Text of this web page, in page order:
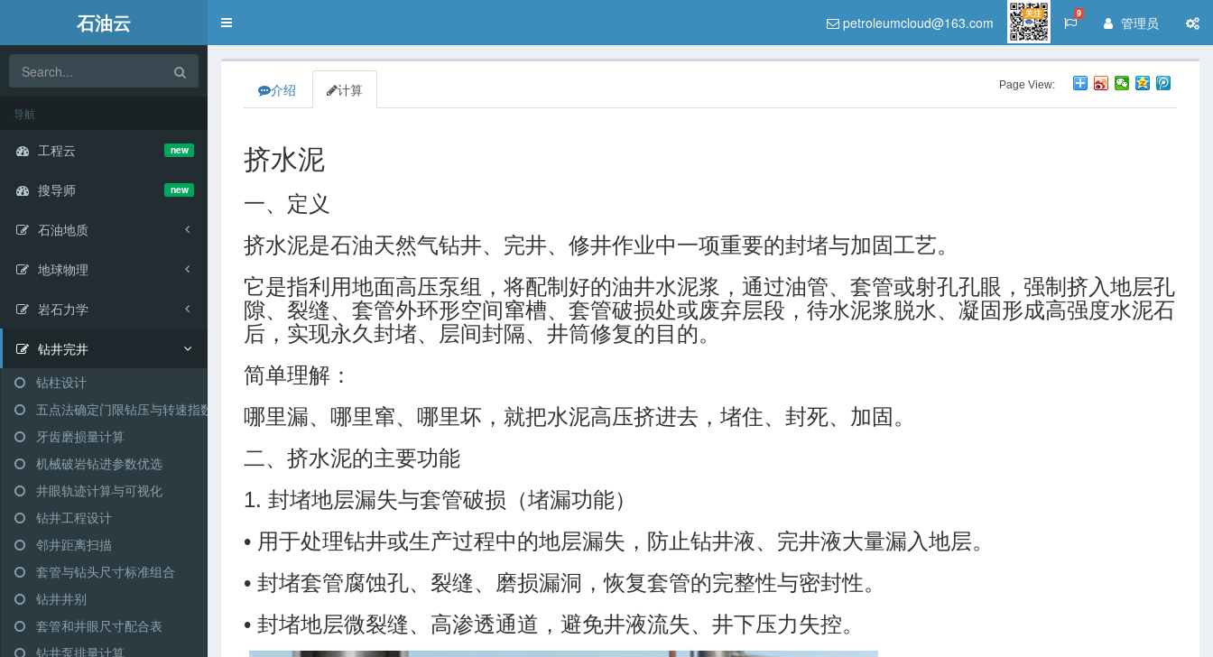
石油云
Toggle
petroleumcloud@163.com
关注 9
管理员
导航
工程云 new
搜导师 new
石油地质
地球物理
岩石力学
钻井完井
钻柱设计
五点法确定门限钻压与转速指数
牙齿磨损量计算
机械破岩钻进参数优选
井眼轨迹计算与可视化
钻井工程设计
邻井距离扫描
套管与钻头尺寸标准组合
钻井井别
套管和井眼尺寸配合表
钻井泵排量计算
介绍 计算 Page View:
挤水泥
一、定义
挤水泥是石油天然气钻井、完井、修井作业中一项重要的封堵与加固工艺。
它是指利用地面高压泵组，将配制好的油井水泥浆，通过油管、套管或射孔孔眼，强制挤入地层孔
隙、裂缝、套管外环形空间窜槽、套管破损处或废弃层段，待水泥浆脱水、凝固形成高强度水泥石
后，实现永久封堵、层间封隔、井筒修复的目的。
简单理解：
哪里漏、哪里窜、哪里坏，就把水泥高压挤进去，堵住、封死、加固。
二、挤水泥的主要功能
1. 封堵地层漏失与套管破损（堵漏功能）
• 用于处理钻井或生产过程中的地层漏失，防止钻井液、完井液大量漏入地层。
• 封堵套管腐蚀孔、裂缝、磨损漏洞，恢复套管的完整性与密封性。
• 封堵地层微裂缝、高渗透通道，避免井液流失、井下压力失控。